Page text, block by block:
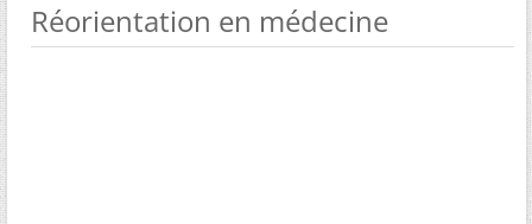
Réorientation en médecine